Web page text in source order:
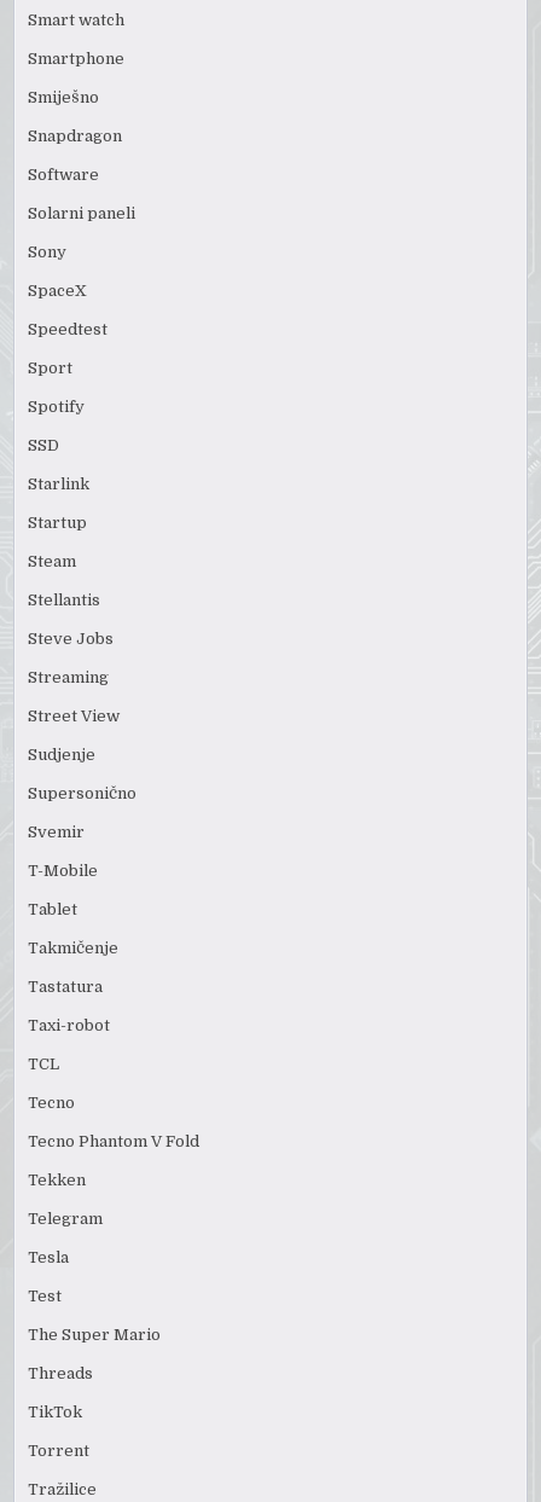
Smart watch
Smartphone
Smiješno
Snapdragon
Software
Solarni paneli
Sony
SpaceX
Speedtest
Sport
Spotify
SSD
Starlink
Startup
Steam
Stellantis
Steve Jobs
Streaming
Street View
Sudjenje
Supersonično
Svemir
T-Mobile
Tablet
Takmičenje
Tastatura
Taxi-robot
TCL
Tecno
Tecno Phantom V Fold
Tekken
Telegram
Tesla
Test
The Super Mario
Threads
TikTok
Torrent
Tražilice